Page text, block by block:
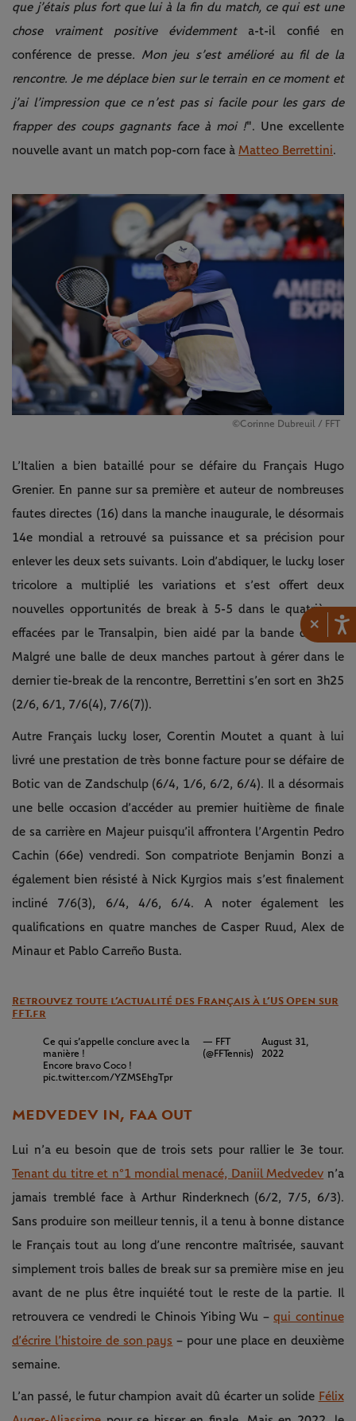
×
que j’étais plus fort que lui à la fin du match, ce qui est une
chose vraiment positive évidemment a-t-il confié en
conférence de presse. Mon jeu s’est amélioré au fil de la
rencontre. Je me déplace bien sur le terrain en ce moment et
j’ai l’impression que ce n’est pas si facile pour les gars de
frapper des coups gagnants face à moi !". Une excellente
nouvelle avant un match pop-corn face à Matteo Berrettini.
©Corinne Dubreuil / FFT
L’Italien a bien bataillé pour se défaire du Français Hugo
Grenier. En panne sur sa première et auteur de nombreuses
fautes directes (16) dans la manche inaugurale, le désormais
14e mondial a retrouvé sa puissance et sa précision pour
enlever les deux sets suivants. Loin d’abdiquer, le lucky loser
tricolore a multiplié les variations et s’est offert deux
nouvelles opportunités de break à 5-5 dans le quatrième,
effacées par le Transalpin, bien aidé par la bande du filet.
Malgré une balle de deux manches partout à gérer dans le
dernier tie-break de la rencontre, Berrettini s’en sort en 3h25
(2/6, 6/1, 7/6(4), 7/6(7)).
Autre Français lucky loser, Corentin Moutet a quant à lui
livré une prestation de très bonne facture pour se défaire de
Botic van de Zandschulp (6/4, 1/6, 6/2, 6/4). Il a désormais
une belle occasion d’accéder au premier huitième de finale
de sa carrière en Majeur puisqu’il affrontera l’Argentin Pedro
Cachin (66e) vendredi. Son compatriote Benjamin Bonzi a
également bien résisté à Nick Kyrgios mais s’est finalement
incliné 7/6(3), 6/4, 4/6, 6/4. A noter également les
qualifications en quatre manches de Casper Ruud, Alex de
Minaur et Pablo Carreño Busta.
Retrouvez toute l’actualité des Français à l’US Open sur
FFT.fr
Ce qui s’appelle conclure avec la
manière !
Encore bravo Coco !
pic.twitter.com/YZMSEhgTpr
— FFT
(@FFTennis)
August 31,
2022
MEDVEDEV IN, FAA OUT
Lui n’a eu besoin que de trois sets pour rallier le 3e tour.
Tenant du titre et n°1 mondial menacé, Daniil Medvedev n’a
jamais tremblé face à Arthur Rinderknech (6/2, 7/5, 6/3).
Sans produire son meilleur tennis, il a tenu à bonne distance
le Français tout au long d’une rencontre maîtrisée, sauvant
simplement trois balles de break sur sa première mise en jeu
avant de ne plus être inquiété tout le reste de la partie. Il
retrouvera ce vendredi le Chinois Yibing Wu –qui continue
d’écrire l’histoire de son pays – pour une place en deuxième
semaine.
L’an passé, le futur champion avait dû écarter un solide Félix